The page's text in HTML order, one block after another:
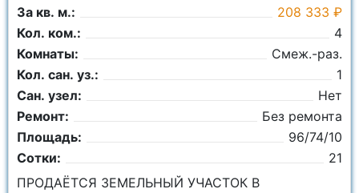
За кв. м.:
208 333 ₽
Кол. ком.:
4
Комнаты:
Смеж.-раз.
Кол. сан. уз.:
1
Сан. узел:
Нет
Ремонт:
Без ремонта
Площадь:
96/74/10
Сотки:
21
ПPОДAЁTСЯ ЗEMEЛЬНЫЙ УЧАСТOК B